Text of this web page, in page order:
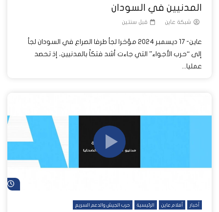
المدنيين في السودان
شبكة عاين قبل سنتين
عاين- 17 ديسمبر 2024 مؤخرا لجأ طرفا الصراع في السودان لجأ
إلى “حرب الأجواء” التي جاءت أشد فتكاً بالمدنيين، إذ تحصد
عمليا...
أخبار أفلام عاين الرئيسية حرب الجيش والدعم السريع